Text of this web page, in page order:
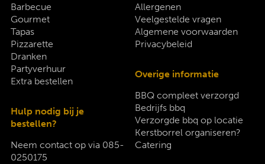
Barbecue
Gourmet
Tapas
Pizzarette
Dranken
Partyverhuur
Extra bestellen
Hulp nodig bij je
bestellen?
Neem contact op via 085-
0250175
Allergenen
Veelgestelde vragen
Algemene voorwaarden
Privacybeleid
Overige informatie
BBQ compleet verzorgd
Bedrijfs bbq
Verzorgde bbq op locatie
Kerstborrel organiseren?
Catering